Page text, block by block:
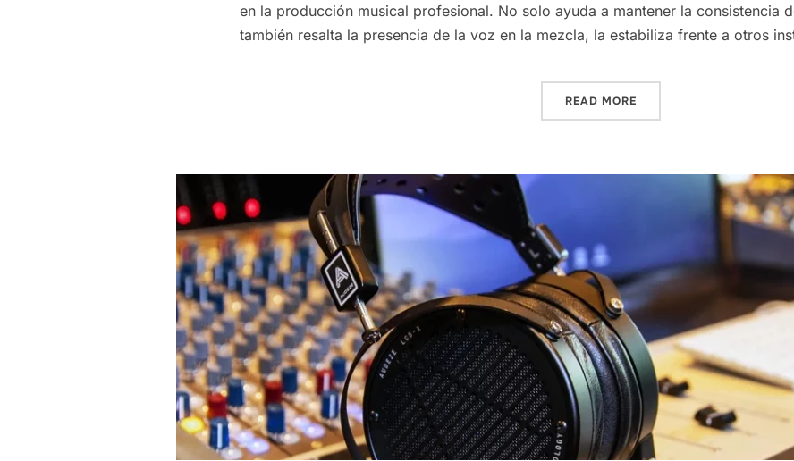
en la producción musical profesional. No solo ayuda a mantener la consistencia
también resalta la presencia de la voz en la mezcla, la estabiliza frente a otros
READ MORE